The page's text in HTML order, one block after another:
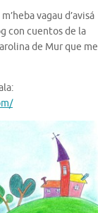
vagau d’avisá
con cuentos de la
de Mur que me